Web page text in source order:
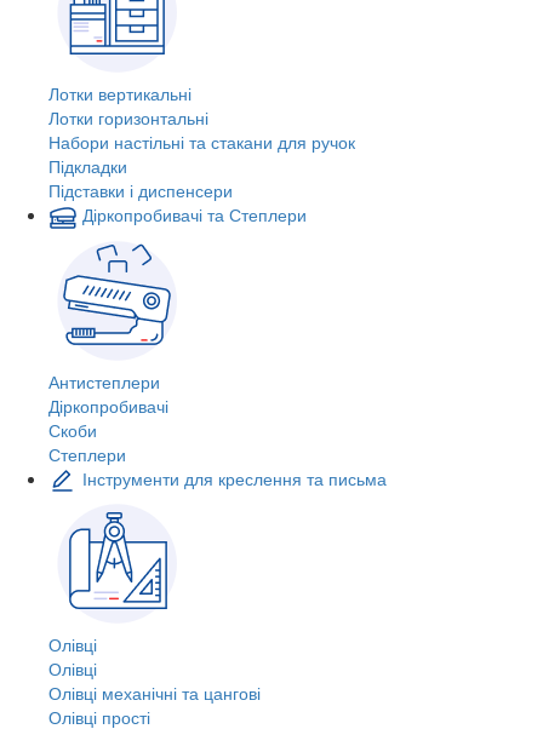
Лотки вертикальні
Лотки горизонтальні
Набори настільні та стакани для ручок
Підкладки
Підставки і диспенсери
Діркопробивачі та Степлери
Антистеплери
Діркопробивачі
Скоби
Степлери
Інструменти для креслення та письма
Олівці
Олівці
Олівці механічні та цангові
Олівці прості